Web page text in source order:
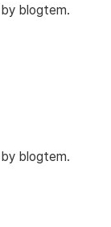
blogtem.
blogtem.